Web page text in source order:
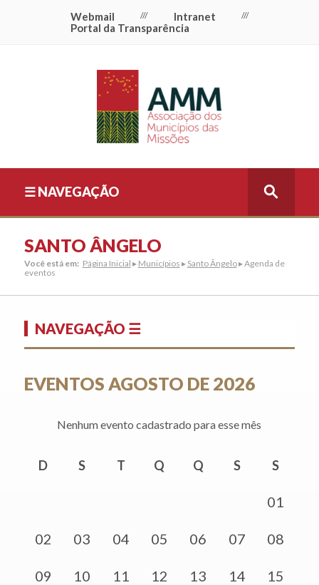
Webmail /// Intranet ///
Portal da Transparência
☰ NAVEGAÇÃO
SANTO ÂNGELO
Você está em: Página Inicial ▸ Municípios ▸ Santo Ângelo▸ Agenda de
eventos
EVENTOS AGOSTO DE 2026
Nenhum evento cadastrado para esse mês
D S T Q Q S S
01
02 03 04 05 06 07 08
09 10 11 12 13 14 15
NAVEGAÇÃO ☰